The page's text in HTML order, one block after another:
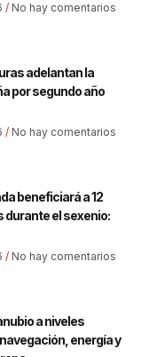
No hay comentarios
adelantan la
por segundo año
No hay comentarios
beneficiará a 12
durante el sexenio:
No hay comentarios
a niveles
energía y